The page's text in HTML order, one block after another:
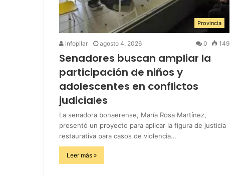
Provincia
infopilar agosto 4, 2026 0 149
Senadores buscan ampliar la
participación de niños y
adolescentes en conflictos
judiciales
La senadora bonaerense, María Rosa Martínez,
presentó un proyecto para aplicar la figura de justicia
restaurativa para casos de violencia…
Leer más »